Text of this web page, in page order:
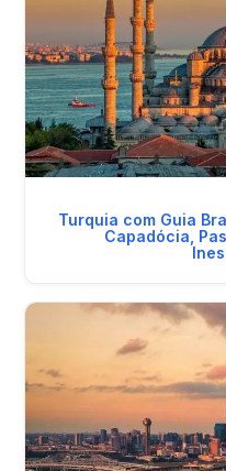
Turquia com Guia
Capadócia,